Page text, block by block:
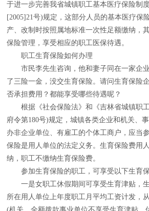
于进一步完善我省城镇职工基本医疗保险制
[2005]21号)规定，这部分人员的基本医疗保
产、改制时按照属地标准一次性足额缴纳，
保险管理，享受相应的职工医保待遇。
职工生育保险如何办理
市民李先生咨询，他和妻子同在一家企
了三险一金，没交生育保险。请问生育保险
否承担费用？都能享受哪些待遇呢？
根据《社会保险法》和《吉林省城镇职
府令第180号)规定，城镇各类企业和机关、
办非企业单位、有雇工的个体工商户，应当
保险是用人单位的法定义务。生育保险费用
纳，职工不缴纳生育保险费。
参加生育保险的职工，可享受以下生育
一是女职工休假期间可享受生育津贴，
所在用人单位上年度职工月平均工资计发，